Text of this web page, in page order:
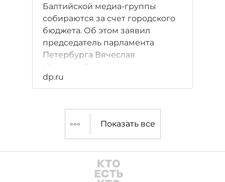
Балтийской медиа-группы
собираются за счет городского
бюджета. Об этом заявил
председатель парламента
Петербурга Вячеслав
Смольный тратил бюджетные
средства только на
городской администрации -
например, "Петербургский
дневник".
dp.ru
Показать все